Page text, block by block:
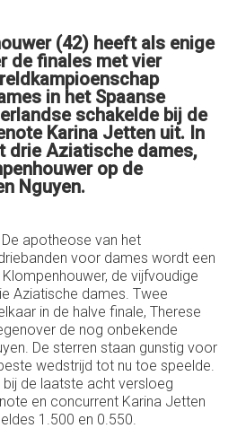
(42) heeft als enige
de finales met vier
in het Spaanse
schakelde bij de
Karina Jetten uit. In
drie Aziatische dames,
op de
Nguyen.
De apotheose van het
voor dames wordt een
de vijfvoudige
Aziatische dames. Twee
in de halve finale, Therese
de nog onbekende
De sterren staan gunstig voor
wedstrijd tot nu toe speelde.
de laatste acht versloeg
en concurrent Karina Jetten
1.500 en 0.550.